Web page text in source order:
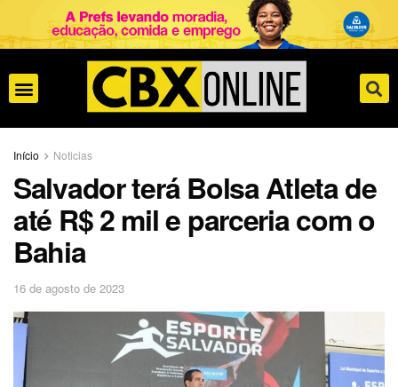
Início Noticias
Salvador terá Bolsa Atleta de
até R$ 2 mil e parceria com o
Bahia
16 de agosto de 2023